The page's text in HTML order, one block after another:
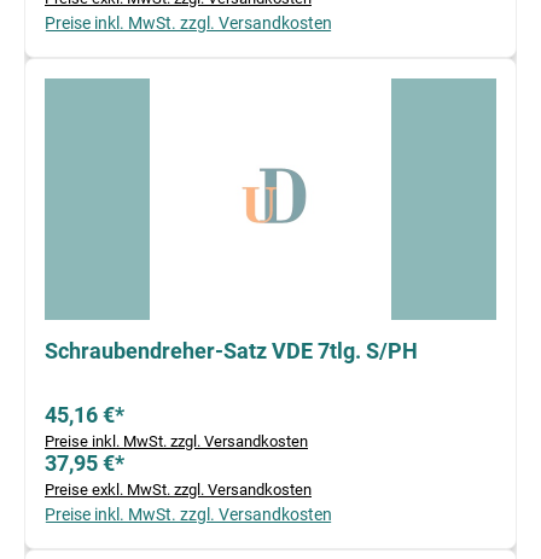
Preise inkl. MwSt. zzgl. Versandkosten
Schraubendreher-Satz VDE 7tlg. S/PH
45,16 €*
Preise inkl. MwSt. zzgl. Versandkosten
37,95 €*
Preise exkl. MwSt. zzgl. Versandkosten
Preise inkl. MwSt. zzgl. Versandkosten